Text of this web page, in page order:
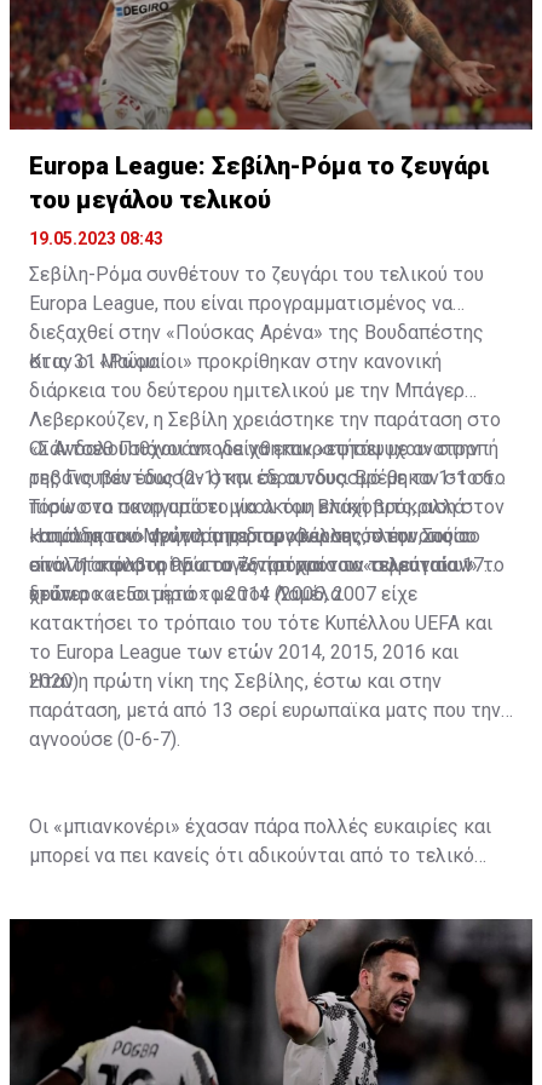
Europa League: Σεβίλη-Ρόμα το ζευγάρι
του μεγάλου τελικού
19.05.2023 08:43
Σεβίλη-Ρόμα συνθέτουν το ζευγάρι του τελικού του
Europa League, που είναι προγραμματισμένος να
διεξαχθεί στην «Πούσκας Αρένα» της Βουδαπέστης
στις 31 Μαΐου.
Κι αν οι «Ρωμαίοι» προκρίθηκαν στην κανονική
διάρκεια του δεύτερου ημιτελικού με την Μπάγερ
Λεβερκούζεν, η Σεβίλη χρειάστηκε την παράταση στο
«Σάντσεθ Πιθχουάν» για να επικρατήσει με ανατροπή
της Γιουβέντους (2-1) και σε συνδυασμό με το 1-1 στο
Τορίνο να πανηγυρίσει μία ακόμη επική πρόκριση στον
καταληκτικό αγώνα της διοργάνωσης, στην οποία
είναι η απόλυτη πρωταγωνίστρια των τελευταίων
ετών.
Οι Ανδαλουσιάνοι αποδείχθηκαν «εφτάψυχοι» στην
ρεβάνς που έδωσαν στην έδρα τους. Βρέθηκαν στο 65΄
πίσω στο σκορ από το γκολ του Βλάχοβιτς, αλλά
«απάντησαν» γρήγορα με τον «κεραυνό» του Σούσο
στο 71΄ και στο 95΄ του έξτρα χρόνου «σφράγισαν» το
δεύτερο «εισιτήριο» με τον Λαμέλα.
Η ομάδα του Μεντιλίμπαρ προβάλλει, πλέον, ως το
απόλυτο φαβορί για το 7ο τρόπαιο τα τελευταία 17
χρόνια και 5ο μετά το 2014 (2006, 2007 είχε
κατακτήσει το τρόπαιο του τότε Κυπέλλου UEFA και
το Europa League των ετών 2014, 2015, 2016 και
2020).
Ήταν η πρώτη νίκη της Σεβίλης, έστω και στην
παράταση, μετά από 13 σερί ευρωπαϊκα ματς που την
αγνοούσε (0-6-7).
Οι «μπιανκονέρι» έχασαν πάρα πολλές ευκαιρίες και
μπορεί να πει κανείς ότι αδικούνται από το τελικό
αγωνιστικό χώρο. Δεν θα μπορέσει, όμως, να
διεκδικήσει το μοναδικό τρόπαιο που τους είχε
απομείνει για την τρέχουσα σεζόν, μιας και δεν
μπορούν να το κάνουν στις εγχώριες διοργανώσεις.